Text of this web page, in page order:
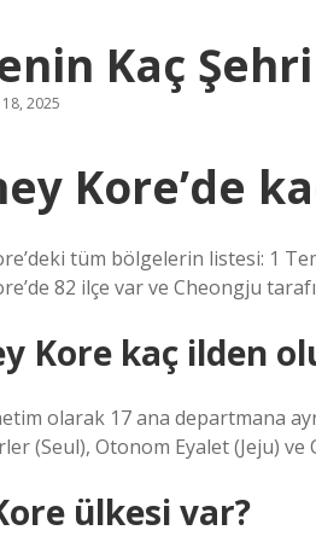
Kaç
2025
Kore’de
tüm bölgelerin listesi: 1
82 ilçe var ve Cheongju
Kore kaç ilden
olarak 17 ana departmana
(Seul), Otonom Eyalet (Jeju) ve
ülkesi var?